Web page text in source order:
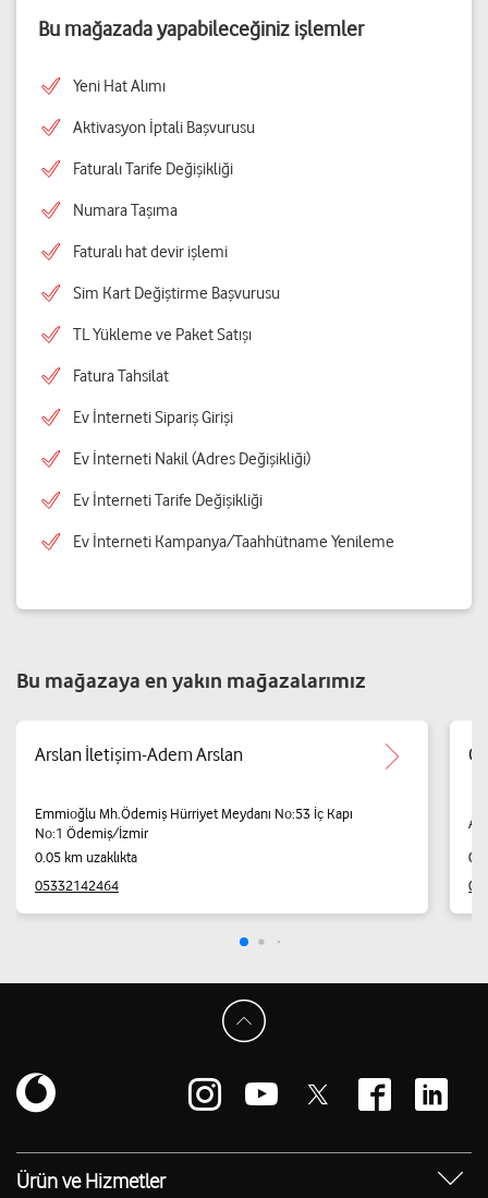
Bu mağazada yapabileceğiniz işlemler
Yeni Hat Alımı
Aktivasyon İptali Başvurusu
Faturalı Tarife Değişikliği
Numara Taşıma
Faturalı hat devir işlemi
Sim Kart Değiştirme Başvurusu
TL Yükleme ve Paket Satışı
Fatura Tahsilat
Ev İnterneti Sipariş Girişi
Ev İnterneti Nakil (Adres Değişikliği)
Ev İnterneti Tarife Değişikliği
Ev İnterneti Kampanya/Taahhütname Yenileme
Bu mağazaya en yakın mağazalarımız
Arslan İletişim-Adem Arslan
Emmioğlu Mh.Ödemiş Hürriyet Meydanı No:53 İç Kapı
No:1 Ödemiş/İzmir
0.05 km uzaklıkta
05332142464
Ürün ve Hizmetler